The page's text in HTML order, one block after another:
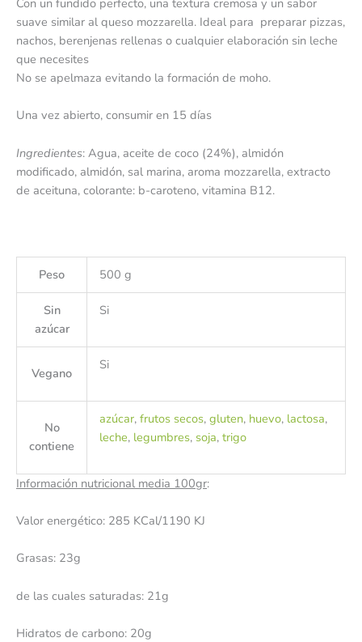
Con un fundido perfecto, una textura cremosa y un sabor
suave similar al queso mozzarella. Ideal para preparar pizzas,
nachos, berenjenas rellenas o cualquier elaboración sin leche
que necesites
No se apelmaza evitando la formación de moho.
Una vez abierto, consumir en 15 días
Ingredientes: Agua, aceite de coco (24%), almidón
modificado, almidón, sal marina, aroma mozzarella, extracto
de aceituna, colorante: b-caroteno, vitamina B12.
Peso 500 g
Sin
azúcar
Si
Vegano
Si
No
contiene
azúcar, frutos secos, gluten, huevo, lactosa,
leche, legumbres, soja, trigo
Información nutricional media 100gr:
Valor energético: 285 KCal/1190 KJ
Grasas: 23g
de las cuales saturadas: 21g
Hidratos de carbono: 20g